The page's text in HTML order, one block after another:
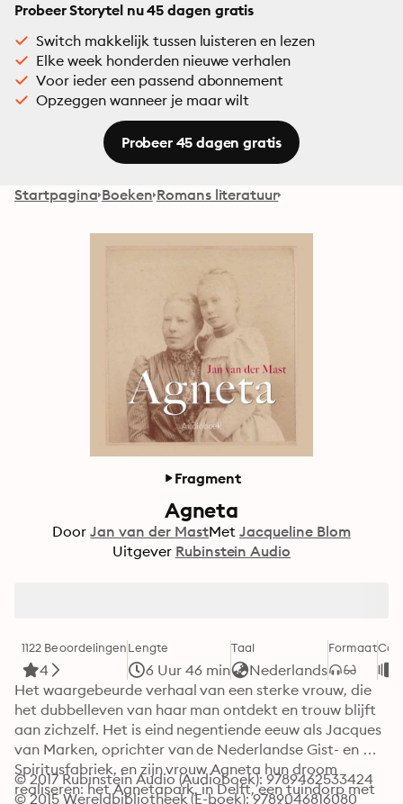
Probeer Storytel nu 45 dagen gratis
Switch makkelijk tussen luisteren en lezen
Elke week honderden nieuwe verhalen
Voor ieder een passend abonnement
Opzeggen wanneer je maar wilt
Probeer 45 dagen gratis
Startpagina Boeken Romans literatuur
Fragment
Agneta
Door Jan van der MastMet Jacqueline Blom
Uitgever Rubinstein Audio
1122 Beoordelingen
4
Lengte
6 Uur 46 min
Taal
Nederlands
Formaat
Het waargebeurde verhaal van een sterke vrouw, die
het dubbelleven van haar man ontdekt en trouw blijft
aan zichzelf. Het is eind negentiende eeuw als Jacques
van Marken, oprichter van de Nederlandse Gist- en
Spiritusfabriek, en zijn vrouw Agneta hun droom
realiseren: het Agnetapark, in Delft, een tuindorp met
© 2017 Rubinstein Audio (Audioboek): 9789462533424
© 2015 Wereldbibliotheek (E-boek): 9789046816080